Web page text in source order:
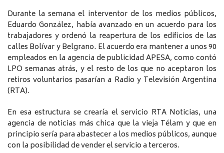
Durante la semana el interventor de los medios públicos,
Eduardo González, había avanzado en un acuerdo para los
trabajadores y ordenó la reapertura de los edificios de las
calles Bolívar y Belgrano. El acuerdo era mantener a unos 90
empleados en la agencia de publicidad APESA, como contó
LPO semanas atrás, y el resto de los que no aceptaron los
retiros voluntarios pasarían a Radio y Televisión Argentina
(RTA).
En esa estructura se crearía el servicio RTA Noticias, una
agencia de noticias más chica que la vieja Télam y que en
principio sería para abastecer a los medios públicos, aunque
con la posibilidad de vender el servicio a terceros.